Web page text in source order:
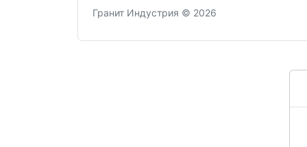
Гранит Индустрия © 2026